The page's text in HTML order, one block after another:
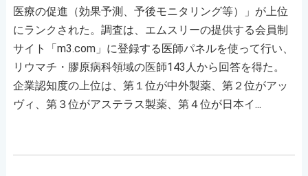
医療の促進（効果予測、予後モニタリング等）」が上位
にランクされた。調査は、エムスリーの提供する会員制
サイト「m3.com」に登録する医師パネルを使って行い、
リウマチ・膠原病科領域の医師143人から回答を得た。
企業認知度の上位は、第１位が中外製薬、第２位がアッ
ヴィ、第３位がアステラス製薬、第４位が日本イ...